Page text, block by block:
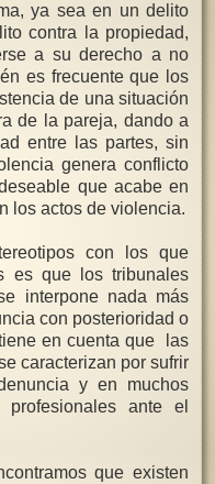
ya sea en un delito
contra la propiedad,
a su derecho a no
es frecuente que los
de una situación
de la pareja, dando a
entre las partes, sin
genera conflicto
que acabe en
los actos de violencia.
con los que
es que los tribunales
interpone nada más
con posterioridad o
en cuenta que las
caracterizan por sufrir
y en muchos
ante el
que existen